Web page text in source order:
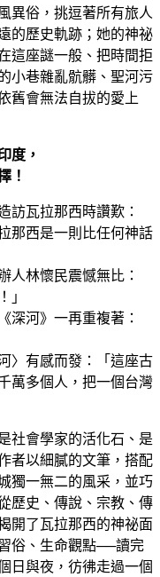
異俗，挑逗著所有旅人
的歷史軌跡；她的神祕
這座謎一般、把時間拒
小巷雜亂骯髒、聖河污
舊會無法自拔的愛上
度，
！
瓦拉那西時讚歎：
那西是一則比任何神話
林懷民震憾無比：
」
河》一再重複著：
有感而發：「這座古
萬多個人，把一個台灣
會學家的活化石、是
者以細膩的文筆，搭配
獨一無二的風采，並巧
歷史、傳說、宗教、傳
開了瓦拉那西的神祕面
俗、生命觀點──讀完
日與夜，彷彿走過一個